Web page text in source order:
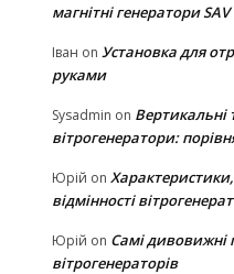
магнітні генератори SAV
Іван on Установка для
руками
Sysadmin on Вертикальні
вітрогенератори:
Юрій on Характеристики,
відмінності
Юрій on Самі дивовижні
вітрогенераторів